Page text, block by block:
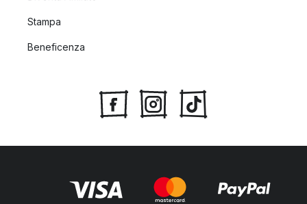
Stampa
Beneficenza